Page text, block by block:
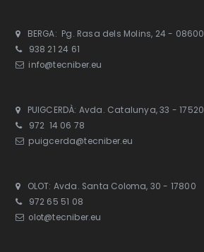
BERGA: Pg. Rasa dels Molins, 24 - 08600
938 21 24 61
info@tecniber.eu
PUIGCERDÀ: Avda. Catalunya, 33 - 17520
972 14 06 78
puigcerda@tecniber.eu
OLOT: Avda. Santa Coloma, 30 - 17800
972 65 51 08
olot@tecniber.eu